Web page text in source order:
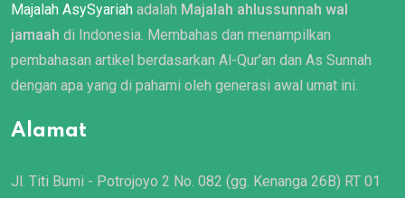
Majalah AsySyariah adalah Majalah ahlussunnah wal
jamaah di Indonesia. Membahas dan menampilkan
pembahasan artikel berdasarkan Al-Qur’an dan As Sunnah
dengan apa yang di pahami oleh generasi awal umat ini.
Alamat
Jl. Titi Bumi - Potrojoyo 2 No. 082 (gg. Kenanga 26B) RT 01